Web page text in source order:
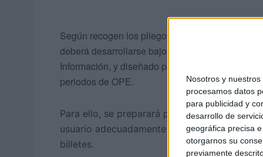
Nosotros y nuestros
procesamos datos
para publicidad y
desarrollo de
geográfica precisa
otorgarnos su
previamente
Según recogen los pliegos, el sistema de
deberá desarrollarse bajo una arquitectura
Información, y diseñado para facilitar todo el
periodos de OPE.
Para ello, se preparará para los operadores
usuario adecuadamente diseñada e
billetes.